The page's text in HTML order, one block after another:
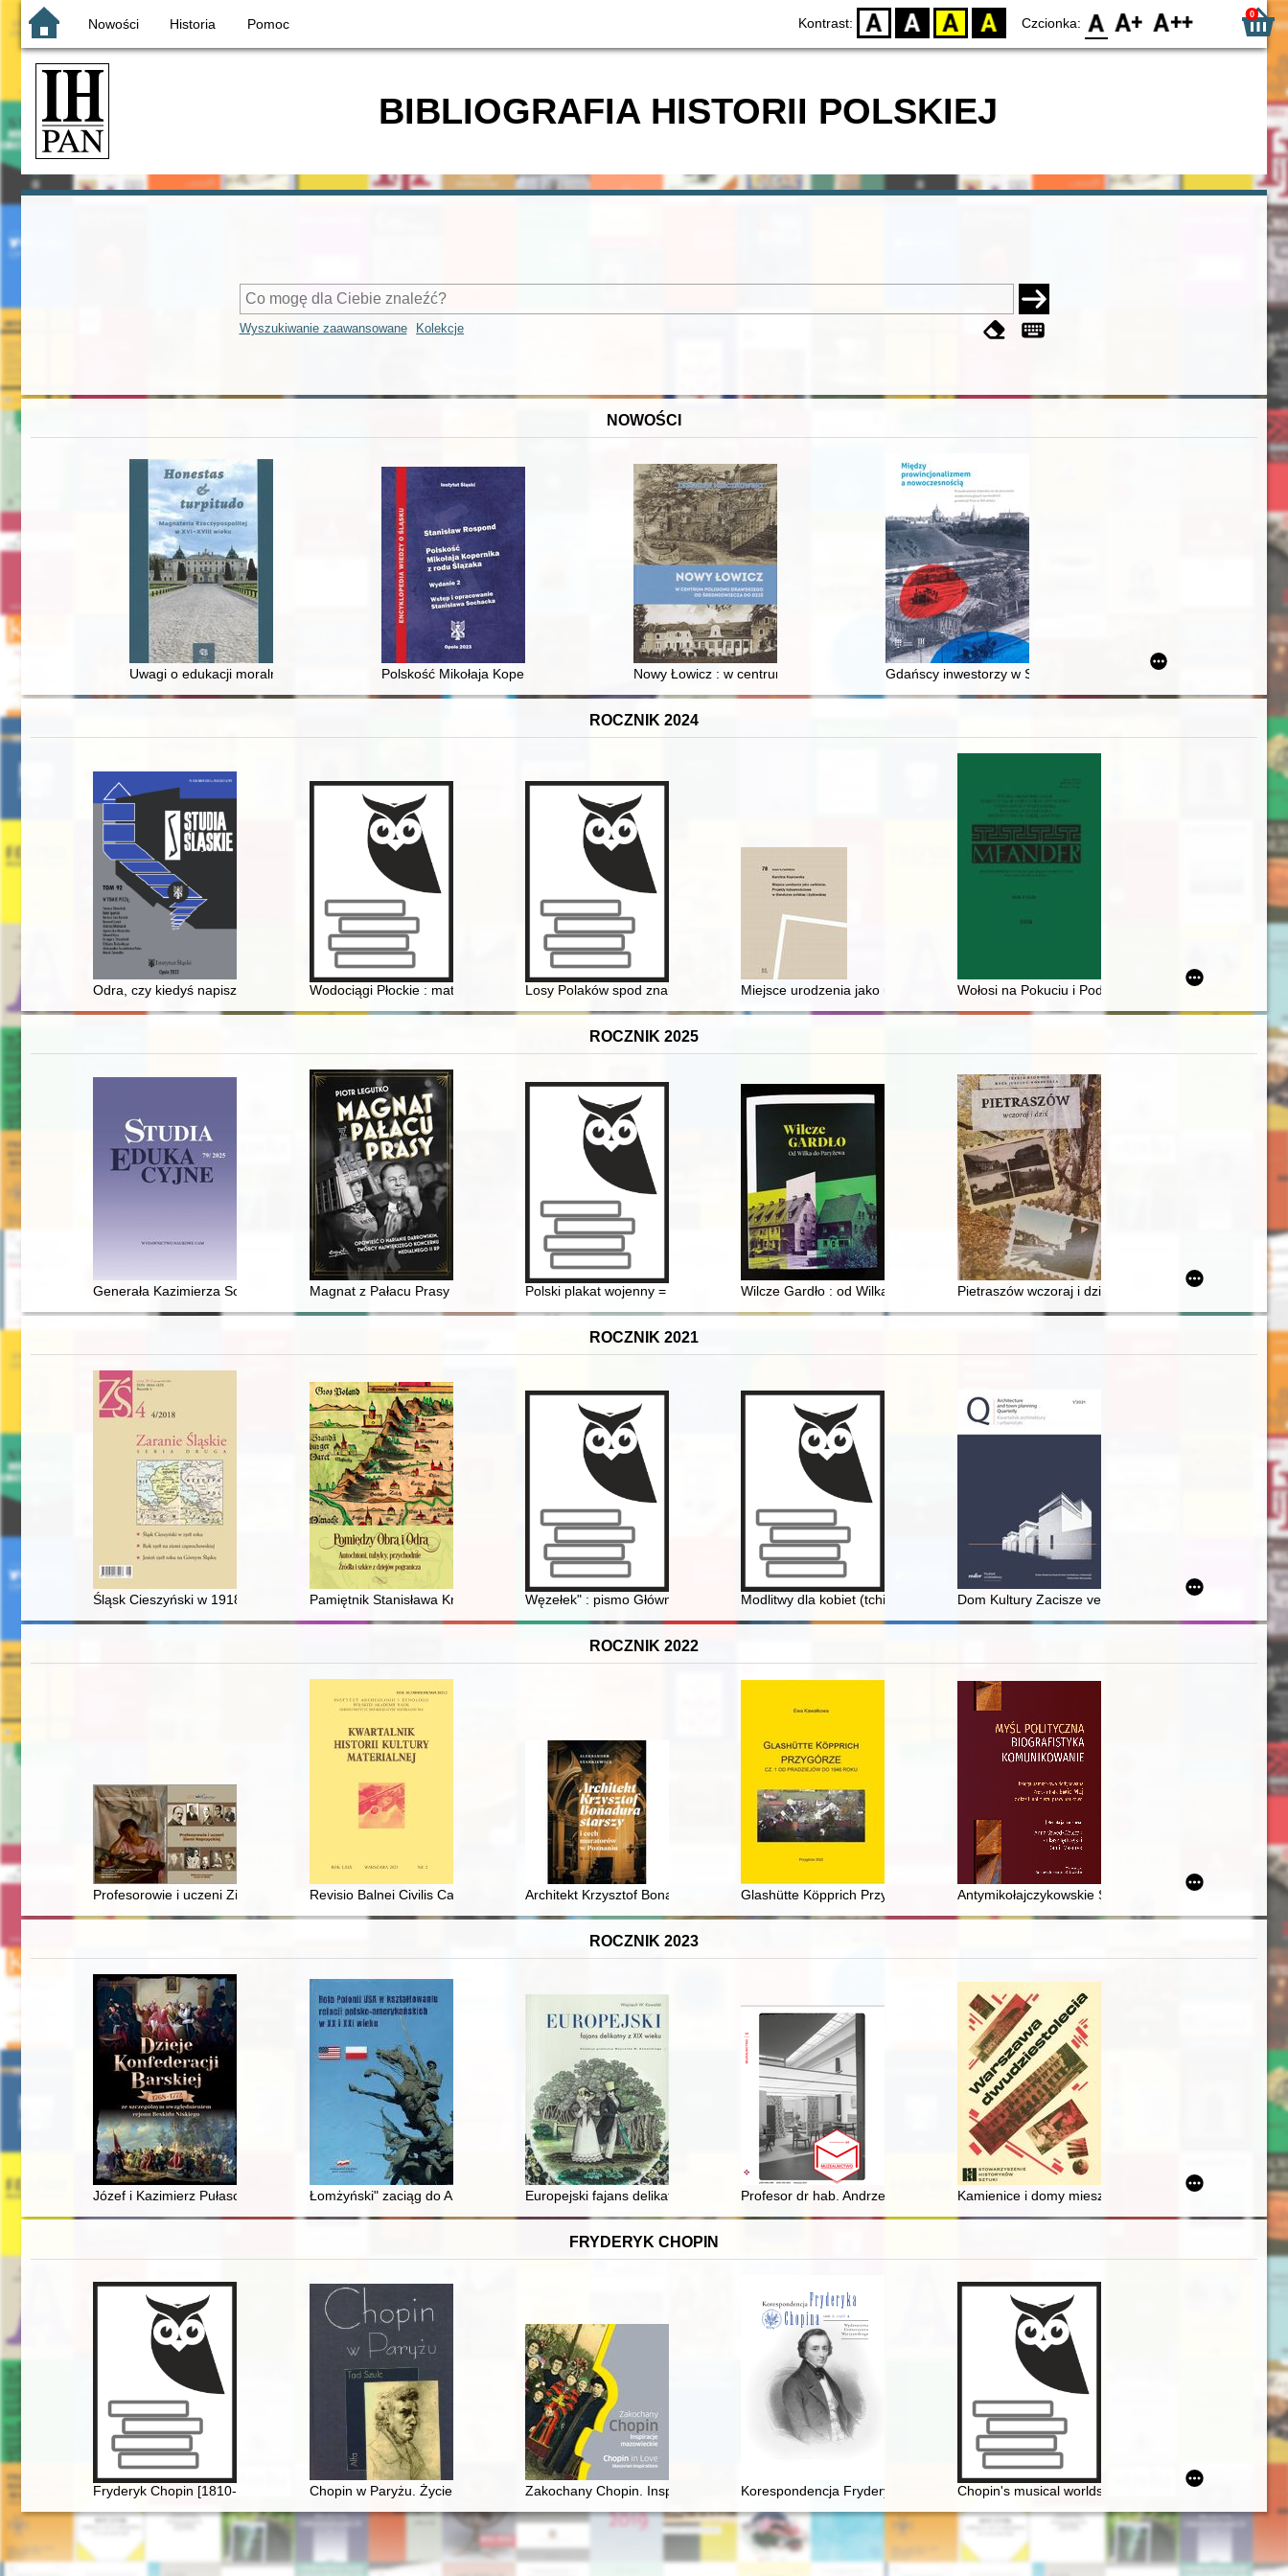
Nowości Historia Pomoc Kontrast: D BW YB BY Czcionka: F0 F1 F2 0
BIBLIOGRAFIA HISTORII POLSKIEJ
Wyszukiwanie zaawansowane Kolekcje
NOWOŚCI
Uwagi o edukacji moralnej synów szlacheckich w XVI-wiecznej Rzeczypospolitej
Polskość Mikołaja Kopernika z rodu ŚlązakaNowy Łowicz : w centrum poligonu drawskiego od średniowiecza do dziśGdańscy inwestorzy w Sopocie : prestiż finansowy i towarzyski
ROCZNIK 2024
Odra, czy kiedyś napisze się o niej wszystko...? : od polskiej myśli zachodniej końca XIX po połowę XX stulecia
Wodociągi Płockie : materiały źródłowe do dziejów wodociągów i kanalizacji w Płocku
Losy Polaków spod znaku Rodła na Warmii, Mazurach i Powiślu po 1945 roku
Miejsce urodzenia jako uwikłanie : projekty tożsamościowe w literaturze polskiej i
Wołosi na Pokuciu i Podolu : słowo o odnalezieniu
ROCZNIK 2025
Generała Kazimierza Sosnkowskiego sejmowy patron roku 2025 i jego obraz we współczesnych podręcznikach do nauczania historii w szkołach ponadpodstawowych (licea i technika)
Magnat z Pałacu Prasy : opowieść o Marianie Dąbrowskim, twórcy największego koncernu medialnego II RP
Polski plakat wojenny = Polish world war II postersWilcze Gardło : od Wilka do ParyżewaPietraszów wczoraj i dziś
ROCZNIK 2021
Śląsk Cieszyński w 1918 roku Pamiętnik Stanisława Knaka - nauczyciela polskiej szkoły mniejszościowej w Podmoklach Wielkich w latach 1929-1935
Węzełek" : pismo Głównej Kwatery Harcerek w Londynie 1961-2017Modlitwy dla kobiet (tchines) i ich obecność w piśmiennictwie etnografów (folklorystów)
Dom Kultury Zacisze vel "Komin Kultury" na
ROCZNIK 2022
Profesorowie i uczeni Ziemi Ropczyckiej. Cz. 1Revisio Balnei Civilis Casimiriensis" z 1644 roku : kazimierska łaźnia miejska w świetle wczesnonowożytnych źródeł pisanych
Architekt Krzysztof Bonadura starszy i cech muratorów w Poznaniu
Glashütte Köpprich Przygórze. Cz. 1,Antymikołajczykowskie Stronnictwo Ludowe
ROCZNIK 2023
Józef i Kazimierz Pułascy - bohaterowie konfederacji barskiejŁomżyński" zaciąg do Armii Hallera w Stanach Zjednoczonych : 100 biogramów hallerczyków w źródłach archiwalnych
Europejski fajans delikatny z XIX wieku : kolekcja profesora W. Kowalskiego
Profesor dr hab. Andrzej Marek Wyrwa (1955-2022) - dyrektor Muzeum Pierwszych
Kamienice i domy mieszkalne Warszawy w
FRYDERYK CHOPIN
Fryderyk Chopin [1810-1949] wśród Polaków na obczyźnie
Chopin w Paryżu. Życie i epoka Zakochany Chopin. Inspiracje mazowieckie. Chopin in love. Masovian inspiration
Korespondencja Fryderyka Chopina. T. 3 cz. 4Chopin's musical worlds the 1840's